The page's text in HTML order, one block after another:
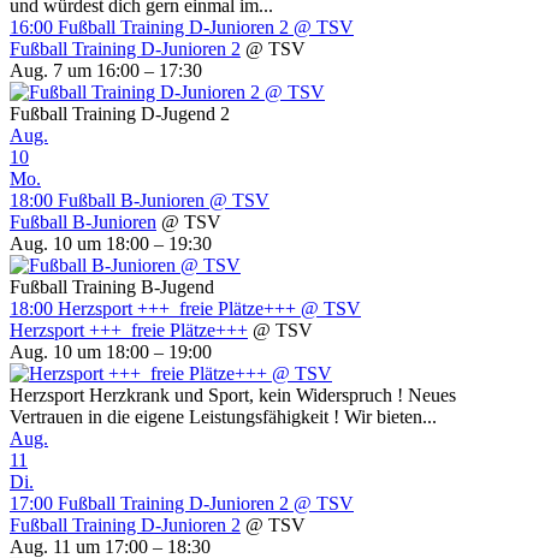
und würdest dich gern einmal im...
16:00 Fußball Training D-Junioren 2 @ TSV
Fußball Training D-Junioren 2 @ TSV
Aug. 7 um 16:00 – 17:30
Fußball Training D-Jugend 2
Aug.
10
Mo.
18:00 Fußball B-Junioren @ TSV
Fußball B-Junioren @ TSV
Aug. 10 um 18:00 – 19:30
Fußball Training B-Jugend
18:00 Herzsport +++ freie Plätze+++ @ TSV
Herzsport +++ freie Plätze+++ @ TSV
Aug. 10 um 18:00 – 19:00
Herzsport Herzkrank und Sport, kein Widerspruch ! Neues
Vertrauen in die eigene Leistungsfähigkeit ! Wir bieten...
Aug.
11
Di.
17:00 Fußball Training D-Junioren 2 @ TSV
Fußball Training D-Junioren 2 @ TSV
Aug. 11 um 17:00 – 18:30